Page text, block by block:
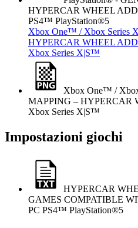
HYPERCAR WHEEL
PS4™ PlayStation®5
Xbox One™ / Xbox Series
HYPERCAR WHEEL
Xbox Series X|S™
Xbox One™ /
MAPPING – HYPERCAR
Xbox Series X|S™
Impostazioni giochi
HYPERCAR
GAMES COMPATIBLE
PC PS4™ PlayStation®5